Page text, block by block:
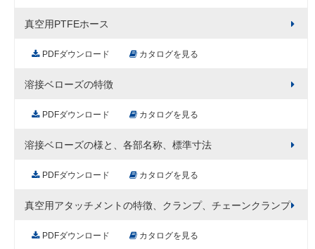
真空用PTFEホース
PDFダウンロード カタログを見る
溶接ベローズの特徴
PDFダウンロード カタログを見る
溶接ベローズの様と、各部名称、標準寸法
PDFダウンロード カタログを見る
真空用アタッチメントの特徴、クランプ、チェーンクランプ
PDFダウンロード カタログを見る